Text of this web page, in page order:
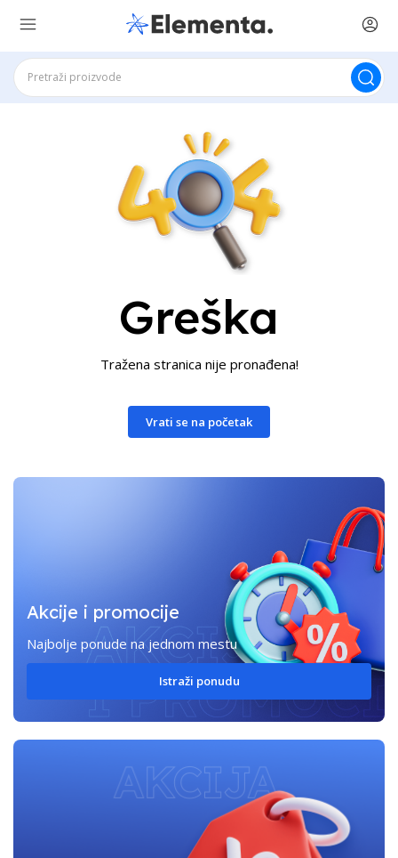
Greška
Tražena stranica nije pronađena!
Vrati se na početak
Akcije i promocije
Najbolje ponude na jednom mestu
Istraži ponudu